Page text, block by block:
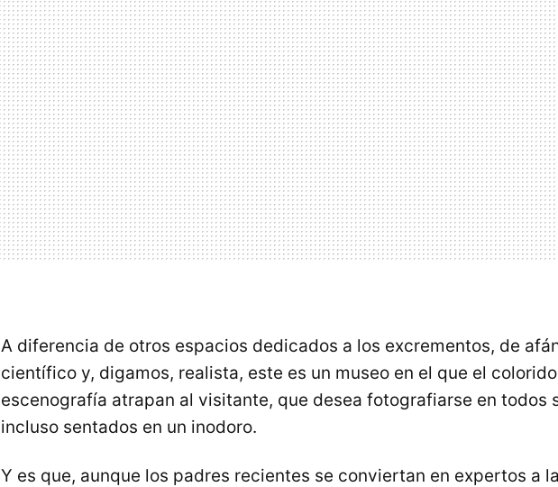
A diferencia de otros espacios dedicados a los excrementos, de
científico y, digamos, realista, este es un museo en el que el
escenografía atrapan al visitante, que desea fotografiarse en todos
incluso sentados en un inodoro.
Y es que, aunque los padres recientes se conviertan en expertos a